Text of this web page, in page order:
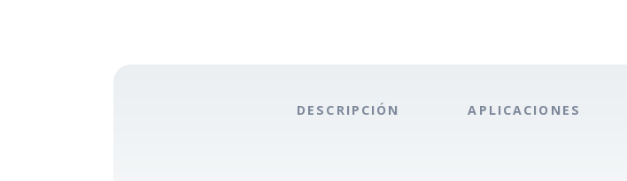
DESCRIPCIÓN APLICACIONES